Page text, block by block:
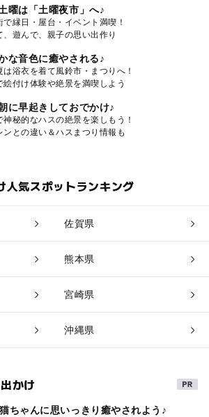
曜は「土曜夜市」へ♪
で縁日・屋台・イベント満喫！
、遊んで、親子の思い出作り
な音色に癒やされる♪
は浴衣を着て風鈴市・まつりへ！
絵付け体験や絶景を満喫しよう
に早起きしておでかけ♪
神秘的なハスの絶景を楽しもう！
ンとの違い＆ハスまつり情報も
人気スポットランキング
佐賀県
熊本県
宮崎県
沖縄県
かけ
ちゃんに思いっきり癒やされよう♪